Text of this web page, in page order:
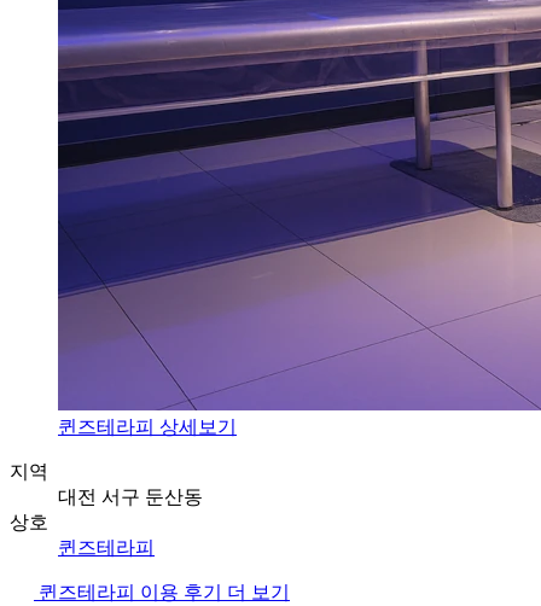
퀸즈테라피 상세보기
지역
대전 서구 둔산동
상호
퀸즈테라피
퀸즈테라피 이용 후기 더 보기